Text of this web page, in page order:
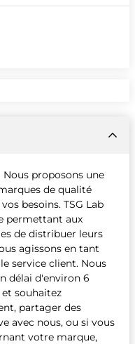
proposons une
de qualité
besoins. TSG Lab
permettant aux
de distribuer leurs
agissons en tant
service client. Nous
délai d'environ 6
et souhaitez
partager des
avec nous, ou si vous
votre marque,